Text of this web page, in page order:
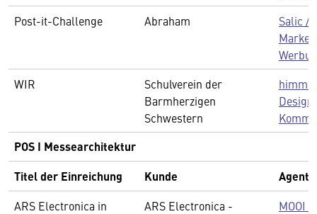
Post-it-Challenge
Abraham
Salic /
Marke,
WIR
Schulverein der
Barmherzigen
Schwestern
Design
POS I Messearchitektur
Titel der Einreichung
Kunde
ARS Electronica in
ARS Electronica -
MOOI